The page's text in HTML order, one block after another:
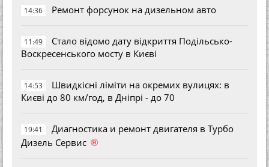
14:36 Ремонт форсунок на дизельном авто
11:49
Стало відомо дату відкриття Подільсько-
Воскресенського мосту в Києві
14:53
Швидкісні ліміти на окремих вулицях: в
Києві до 80 км/год, в Дніпрі - до 70
19:41
Диагностика и ремонт двигателя в Турбо
Дизель Сервис ®